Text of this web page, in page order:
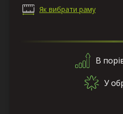
Як вибрати раму
В
У